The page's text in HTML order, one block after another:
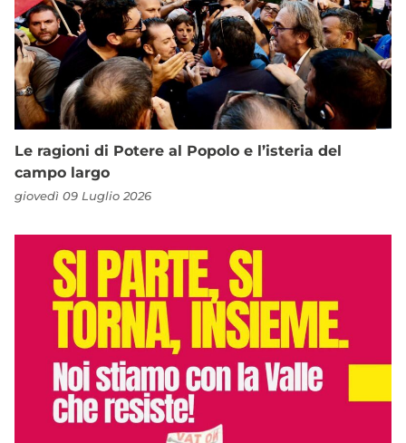
Le ragioni di Potere al Popolo e l’isteria del
campo largo
giovedì 09 Luglio 2026